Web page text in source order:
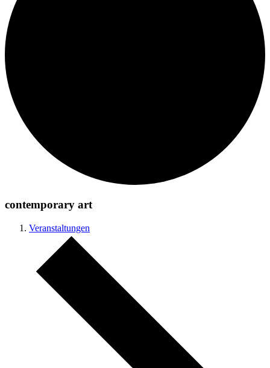
contemporary art
Veranstaltungen